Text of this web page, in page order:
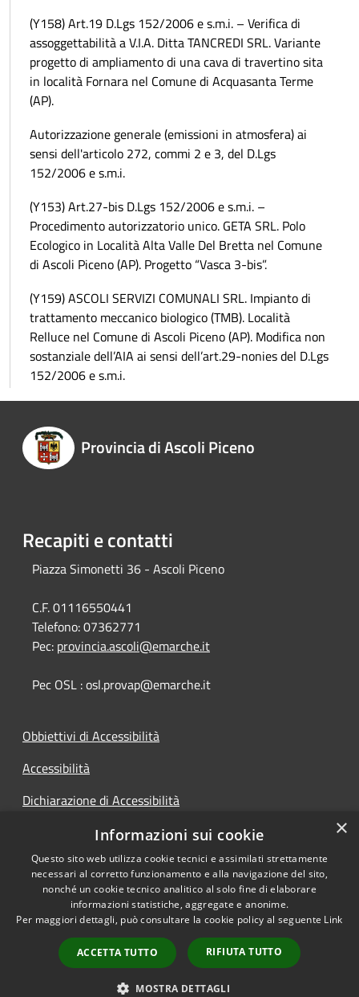
(Y158) Art.19 D.Lgs 152/2006 e s.m.i. – Verifica di
assoggettabilità a V.I.A. Ditta TANCREDI SRL. Variante
progetto di ampliamento di una cava di travertino sita
in località Fornara nel Comune di Acquasanta Terme
(AP).
Autorizzazione generale (emissioni in atmosfera) ai
sensi dell'articolo 272, commi 2 e 3, del D.Lgs
152/2006 e s.m.i.
(Y153) Art.27-bis D.Lgs 152/2006 e s.m.i. –
Procedimento autorizzatorio unico. GETA SRL. Polo
Ecologico in Località Alta Valle Del Bretta nel Comune
di Ascoli Piceno (AP). Progetto “Vasca 3-bis”.
(Y159) ASCOLI SERVIZI COMUNALI SRL. Impianto di
trattamento meccanico biologico (TMB). Località
Relluce nel Comune di Ascoli Piceno (AP). Modifica non
sostanziale dell’AIA ai sensi dell’art.29-nonies del D.Lgs
152/2006 e s.m.i.
Provincia di Ascoli Piceno
Recapiti e contatti
Piazza Simonetti 36 - Ascoli Piceno
C.F. 01116550441
Telefono:07362771
Pec: provincia.ascoli@emarche.it
Pec OSL : osl.provap@emarche.it
Obbiettivi di Accessibilità
Accessibilità
Dichiarazione di Accessibilità
Accesso Civico
Accessibilità
Copyright © 2026 • Provincia di
Ascoli Piceno • Powered by
Municipium•
Accesso
redazione
×
Informazioni sui cookie
Questo sito web utilizza cookie tecnici e assimilati strettamente
necessari al corretto funzionamento e alla navigazione del sito,
nonché un cookie tecnico analitico al solo fine di elaborare
informazioni statistiche, aggregate e anonime.
Per maggiori dettagli, può consultare la cookie policy al seguente Link
ACCETTA TUTTO RIFIUTA TUTTO
MOSTRA DETTAGLI